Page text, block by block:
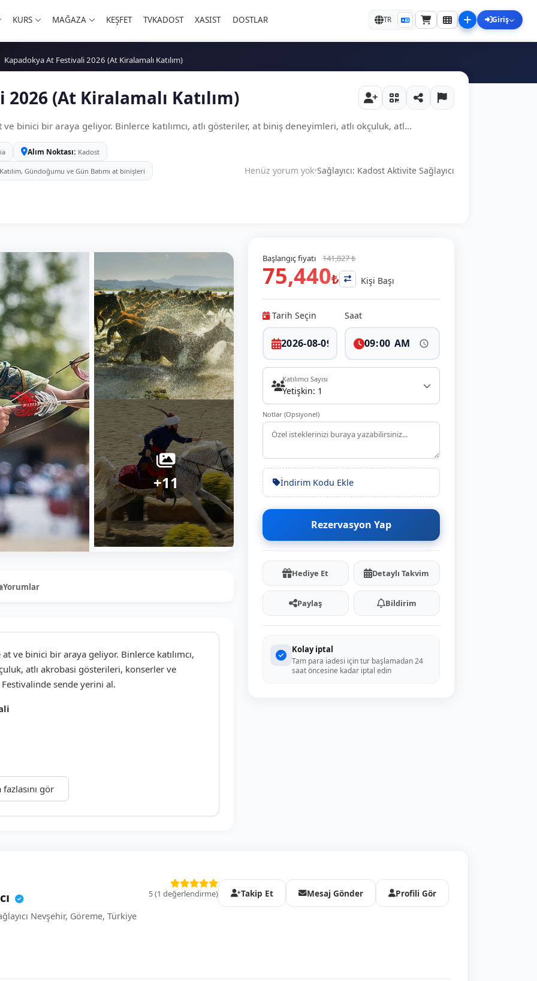
KURS MAĞAZA KEŞFET TVKADOST XASIST DOSTLAR TR Giriş
Kapadokya At Festivali 2026 (At Kiralamalı Katılım)
(At Kiralamalı Katılım)
binici bir araya geliyor. Binlerce katılımcı, atlı gösteriler, at biniş deneyimleri, atlı okçuluk, atl...
Alım Noktası Kadost
Gündoğumu ve Gün Batımı at binişleri Henüz yorum yok•Sağlayıcı: Kadost Aktivite Sağlayıcı
+11
Yorumlar
ve binici bir araya geliyor. Binlerce katılımcı,
atlı akrobasi gösterileri, konserler ve
sende yerini al.
transferleri)
fazlasını gör
Başlangıç fiyatı 141,827 ₺
75,440₺ Kişi Başı
Tarih Seçin Saat
Katılımcı Sayısı
Yetişkin: 1
Notlar (Opsiyonel)
İndirim Kodu Ekle
Rezervasyon Yap
Hediye Et Detaylı Takvim
Paylaş Bildirim
Kolay iptal
Tam para iadesi için tur başlamadan 24
saat öncesine kadar iptal edin
Nevşehir, Göreme, Türkiye
5 (1 değerlendirme) Takip Et Mesaj Gönder Profili Gör